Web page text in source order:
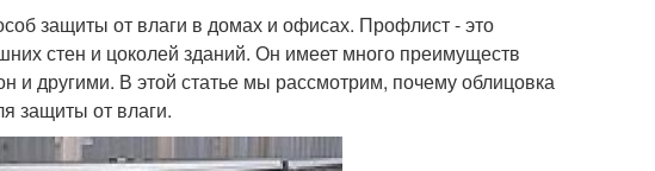
защиты от влаги в домах и офисах. Профлист - это
стен и цоколей зданий. Он имеет много преимуществ
и другими. В этой статье мы рассмотрим, почему облицовка
защиты от влаги.